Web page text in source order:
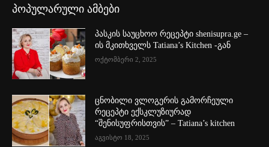
პოპულარული ამბები
პასკის საუცხოო რეცეპტი shenisupra.ge –
ის მკითხველს Tatiana’s Kitchen -გან
ოქტომბერი 2, 2025
ცნობილი ვლოგერის გამორჩეული
რეცეპტი ექსკლუზიურად
“შენისუფრისთვის” – Tatiana’s kitchen
აგვისტო 18, 2025